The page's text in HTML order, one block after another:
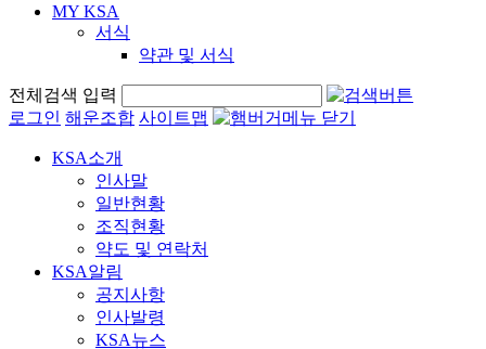
MY KSA
서식
약관 및 서식
전체검색 입력
로그인 해운조합 사이트맵
KSA소개
인사말
일반현황
조직현황
약도 및 연락처
KSA알림
공지사항
인사발령
KSA뉴스